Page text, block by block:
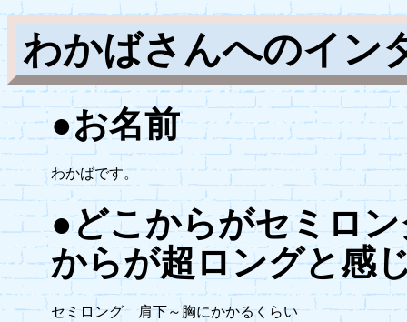
わかばさんへのイン
●お名前
わかばです。
●どこからがセミロ
からが超ロングと感
セミロング 肩下～胸にかかるくらい